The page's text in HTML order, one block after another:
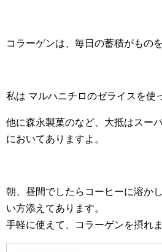
コラーゲンは、毎日の蓄積がもの
私は マルハニチロのゼライスを使
他に森永製菓のなど、大抵はスー
においてありますよ。
朝、昼間でしたらコーヒーに溶か
い方添えてあります。
手軽に使えて、コラーゲンを摂れま